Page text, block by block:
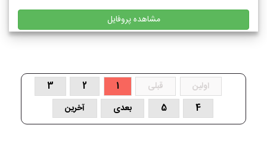
مشاهده پروفایل
اولین قبلی 1
2
3
4
5 بعدی آخرین